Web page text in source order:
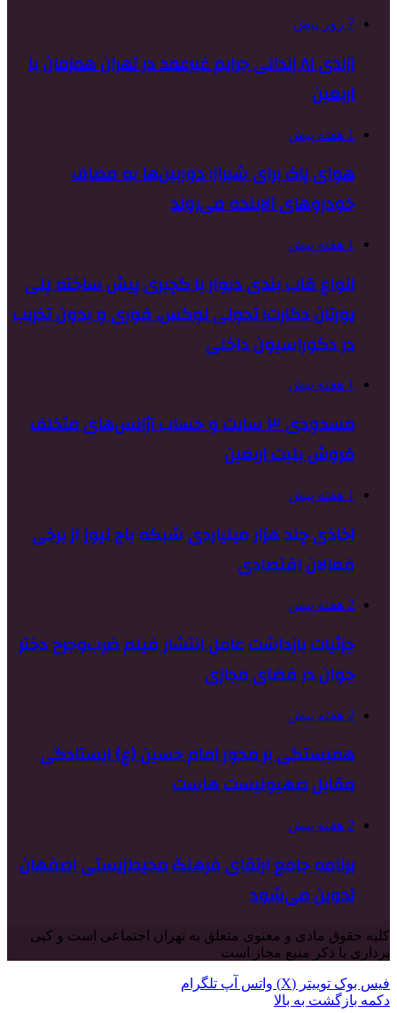
7 روز پیش
آزادی ۸۱ زندانی جرایم غیرعمد در تهران همزمان با
اربعین
1 هفته پیش
هوای پاک برای شیراز؛ دوربین‌ها به مصاف
خودروهای آلاینده می‌روند
1 هفته پیش
انواع قاب بندی دیوار با گچبری پیش ساخته پلی
یورتان دکارت؛ تحولی لوکس، فوری و بدون تخریب
در دکوراسیون داخلی
1 هفته پیش
مسدودی ۳ سایت و حساب آژانس‌های متخلف
فروش بلیت اربعین
1 هفته پیش
اخاذی چند هزار میلیاردی شبکه باج نیوز از برخی
فعالان اقتصادی
2 هفته پیش
جزئیات بازداشت عامل انتشار فیلم ضرب‌وجرح دختر
جوان در فضای مجازی
2 هفته پیش
همبستگی بر محور امام حسین (ع) ایستادگی
مقابل صهیونیست هاست
2 هفته پیش
برنامه جامع ارتقای فرهنگ محیط‌زیستی اصفهان
تدوین می‌شود
کلیه حقوق مادی و معنوی متعلق به تهران اجتماعی است و کپی
برداری با ذکر منبع مجاز است
فیس بوک توییتر (X) واتس آپ تلگرام
دکمه بازگشت به بالا